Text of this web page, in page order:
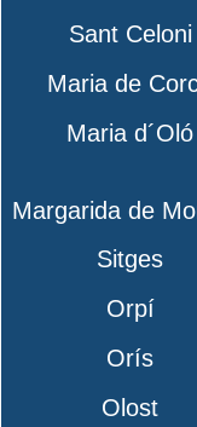
Sant Celoni
Maria de
Maria d´Oló
Margarida de
Sitges
Orpí
Orís
Olost